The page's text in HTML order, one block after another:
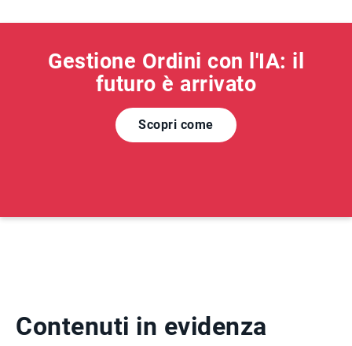
Gestione Ordini con l'IA: il
futuro è arrivato
Scopri come
Contenuti in evidenza